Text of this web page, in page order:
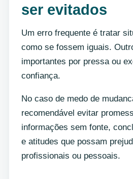
ser evitados
Um erro frequente é tratar
como se fossem iguais.
importantes por pressa ou
confiança.
No caso de medo de
recomendável evitar
informações sem fonte,
e atitudes que possam
profissionais ou pessoais.